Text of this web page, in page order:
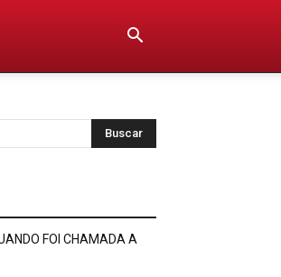
FOI CHAMADA A